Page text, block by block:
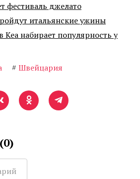
фестиваль джелато
итальянские ужины
Кеа набирает популярность у
# Швейцария
0)